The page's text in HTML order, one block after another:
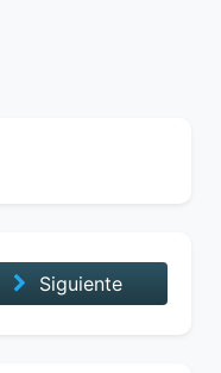
Siguiente